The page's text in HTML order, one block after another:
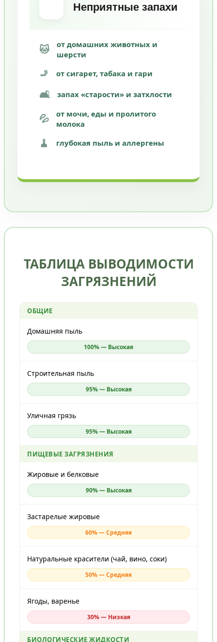
Неприятные запахи
🐱
от домашних животных и
шерсти
🚬 от сигарет, табака и гари
🛋️ запах «старости» и затхлости
💦
от мочи, еды и пролитого
молока
🧹 глубокая пыль и аллергены
ТАБЛИЦА ВЫВОДИМОСТИ
ЗАГРЯЗНЕНИЙ
ОБЩИЕ
Домашняя пыль
100% — Высокая
Строительная пыль
95% — Высокая
Уличная грязь
95% — Высокая
ПИЩЕВЫЕ ЗАГРЯЗНЕНИЯ
Жировые и белковые
90% — Высокая
Застарелые жировые
60% — Средняя
Натуральные красители (чай, вино, соки)
50% — Средняя
Ягоды, варенье
30% — Низкая
БИОЛОГИЧЕСКИЕ ЖИДКОСТИ